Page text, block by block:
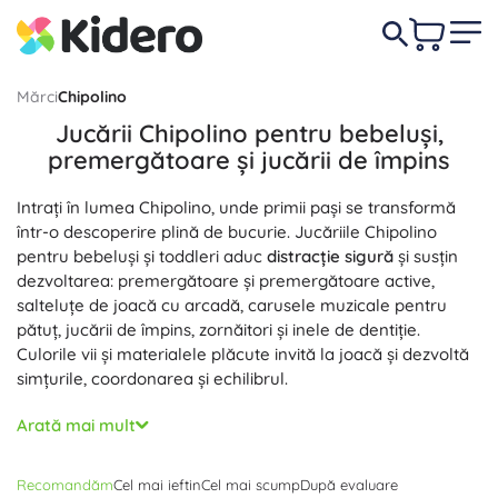
MărciChipolino
Jucării Chipolino pentru bebeluși,
premergătoare și jucării de împins
Intrați în lumea Chipolino, unde primii pași se transformă
într-o descoperire plină de bucurie. Jucăriile Chipolino
pentru bebeluși și toddleri aduc distracție sigură și susțin
dezvoltarea: premergătoare și premergătoare active,
salteluțe de joacă cu arcadă, carusele muzicale pentru
pătuț, jucării de împins, zornăitori și inele de dentiție.
Culorile vii și materialele plăcute invită la joacă și dezvoltă
simțurile, coordonarea și echilibrul.
Produsele brandului Chipolino sunt proiectate cu accent pe
ergonomie,stabilitate
silențioasă a roților și pliere practică pentru economisirea
Arată mai mult
RecomandămCel mai ieftinCel mai scumpDupă evaluare